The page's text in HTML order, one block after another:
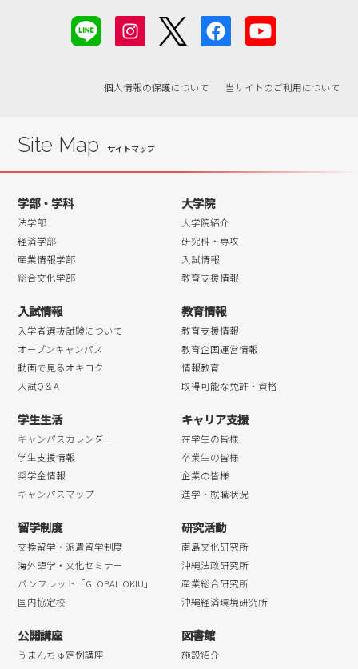
2019年03月
個人情報の保護について 当サイトのご利用について
Site Map
学部・学科
法学部
経済学部
産業情報学部
総合文化学部
大学院
大学院紹介
研究科・専攻
入試情報
教育支援情報
入試情報
入学者選抜試験について
オープンキャンパス
動画で見るオキコク
入試Q＆A
教育情報
教育支援情報
教育企画運営情報
情報教育
取得可能な免許・資格
学生生活
キャンパスカレンダー
学生支援情報
奨学金情報
キャンパスマップ
キャリア支援
在学生の皆様
卒業生の皆様
企業の皆様
進学・就職状況
留学制度
交換留学・派遣留学制度
海外語学・文化セミナー
パンフレット「GLOBAL OKIU」
国内協定校
研究活動
南島文化研究所
沖縄法政研究所
産業総合研究所
沖縄経済環境研究所
公開講座
うまんちゅ定例講座
図書館
施設紹介